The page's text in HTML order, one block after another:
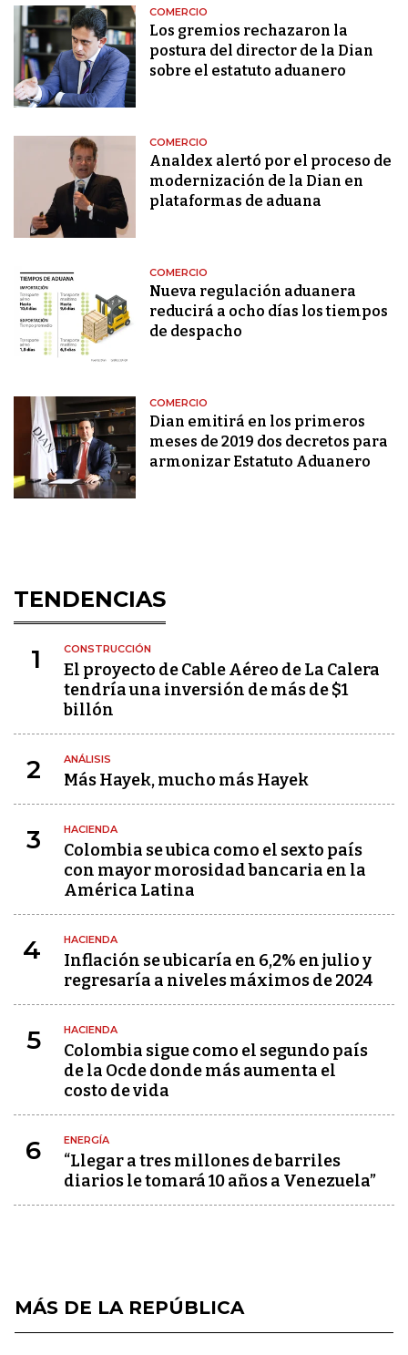
COMERCIO
Los gremios rechazaron la
postura del director de la Dian
sobre el estatuto aduanero
COMERCIO
Analdex alertó por el proceso de
modernización de la Dian en
plataformas de aduana
COMERCIO
Nueva regulación aduanera
reducirá a ocho días los tiempos
de despacho
COMERCIO
Dian emitirá en los primeros
meses de 2019 dos decretos para
armonizar Estatuto Aduanero
TENDENCIAS
1 CONSTRUCCIÓN
El proyecto de Cable Aéreo de La Calera
tendría una inversión de más de $1
billón
2 ANÁLISIS
Más Hayek, mucho más Hayek
3 HACIENDA
Colombia se ubica como el sexto país
con mayor morosidad bancaria en la
América Latina
4 HACIENDA
Inflación se ubicaría en 6,2% en julio y
regresaría a niveles máximos de 2024
5 HACIENDA
Colombia sigue como el segundo país
de la Ocde donde más aumenta el
costo de vida
6 ENERGÍA
“Llegar a tres millones de barriles
diarios le tomará 10 años a Venezuela”
MÁS DE LA REPÚBLICA